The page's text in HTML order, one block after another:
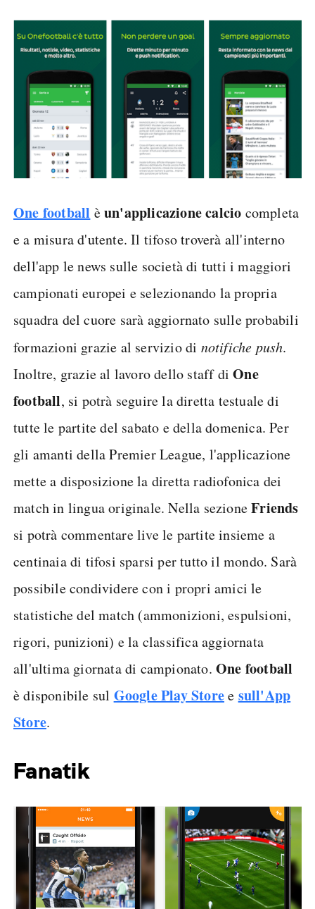
One football èun'applicazione calcio completa
e a misura d'utente. Il tifoso troverà all'interno
dell'app le news sulle società di tutti i maggiori
campionati europei e selezionando la propria
squadra del cuore sarà aggiornato sulle probabili
formazioni grazie al servizio di notifiche push.
Inoltre, grazie al lavoro dello staff diOne
football, si potrà seguire la diretta testuale di
tutte le partite del sabato e della domenica. Per
gli amanti della Premier League, l'applicazione
mette a disposizione la diretta radiofonica dei
match in lingua originale. Nella sezioneFriends
si potrà commentare live le partite insieme a
centinaia di tifosi sparsi per tutto il mondo. Sarà
possibile condividere con i propri amici le
statistiche del match (ammonizioni, espulsioni,
rigori, punizioni) e la classifica aggiornata
all'ultima giornata di campionato. One football
è disponibile sul Google Play Storee sull'App
Store.
Fanatik